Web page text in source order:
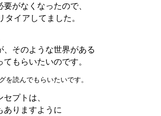
がなくなったので、
イアしてました。
、そのような世界がある
もらいたいのです。
を読んでもらいたいです。
プトは、
ありますように